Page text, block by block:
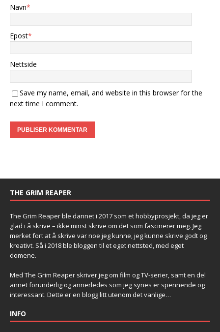
Navn*
Epost*
Nettside
Save my name, email, and website in this browser for the
next time I comment.
THE GRIM REAPER
The Grim Reaper ble dannet i 2017 som et hobbyprosjekt, da jeg er
glad i å skrive – ikke minst skrive om det som fascinerer meg. Jeg
merket fort at å skrive var noe jeg kunne, jeg kunne skrive godt og
kreativt. Så i 2018 ble bloggen til et eget nettsted, med eget
domene.
Med The Grim Reaper skriver jeg om film og TV-serier, samt en del
annet forunderlig og annerledes som jeg synes er spennende og
interessant. Dette er en blogg litt utenom det vanlige…
INFO